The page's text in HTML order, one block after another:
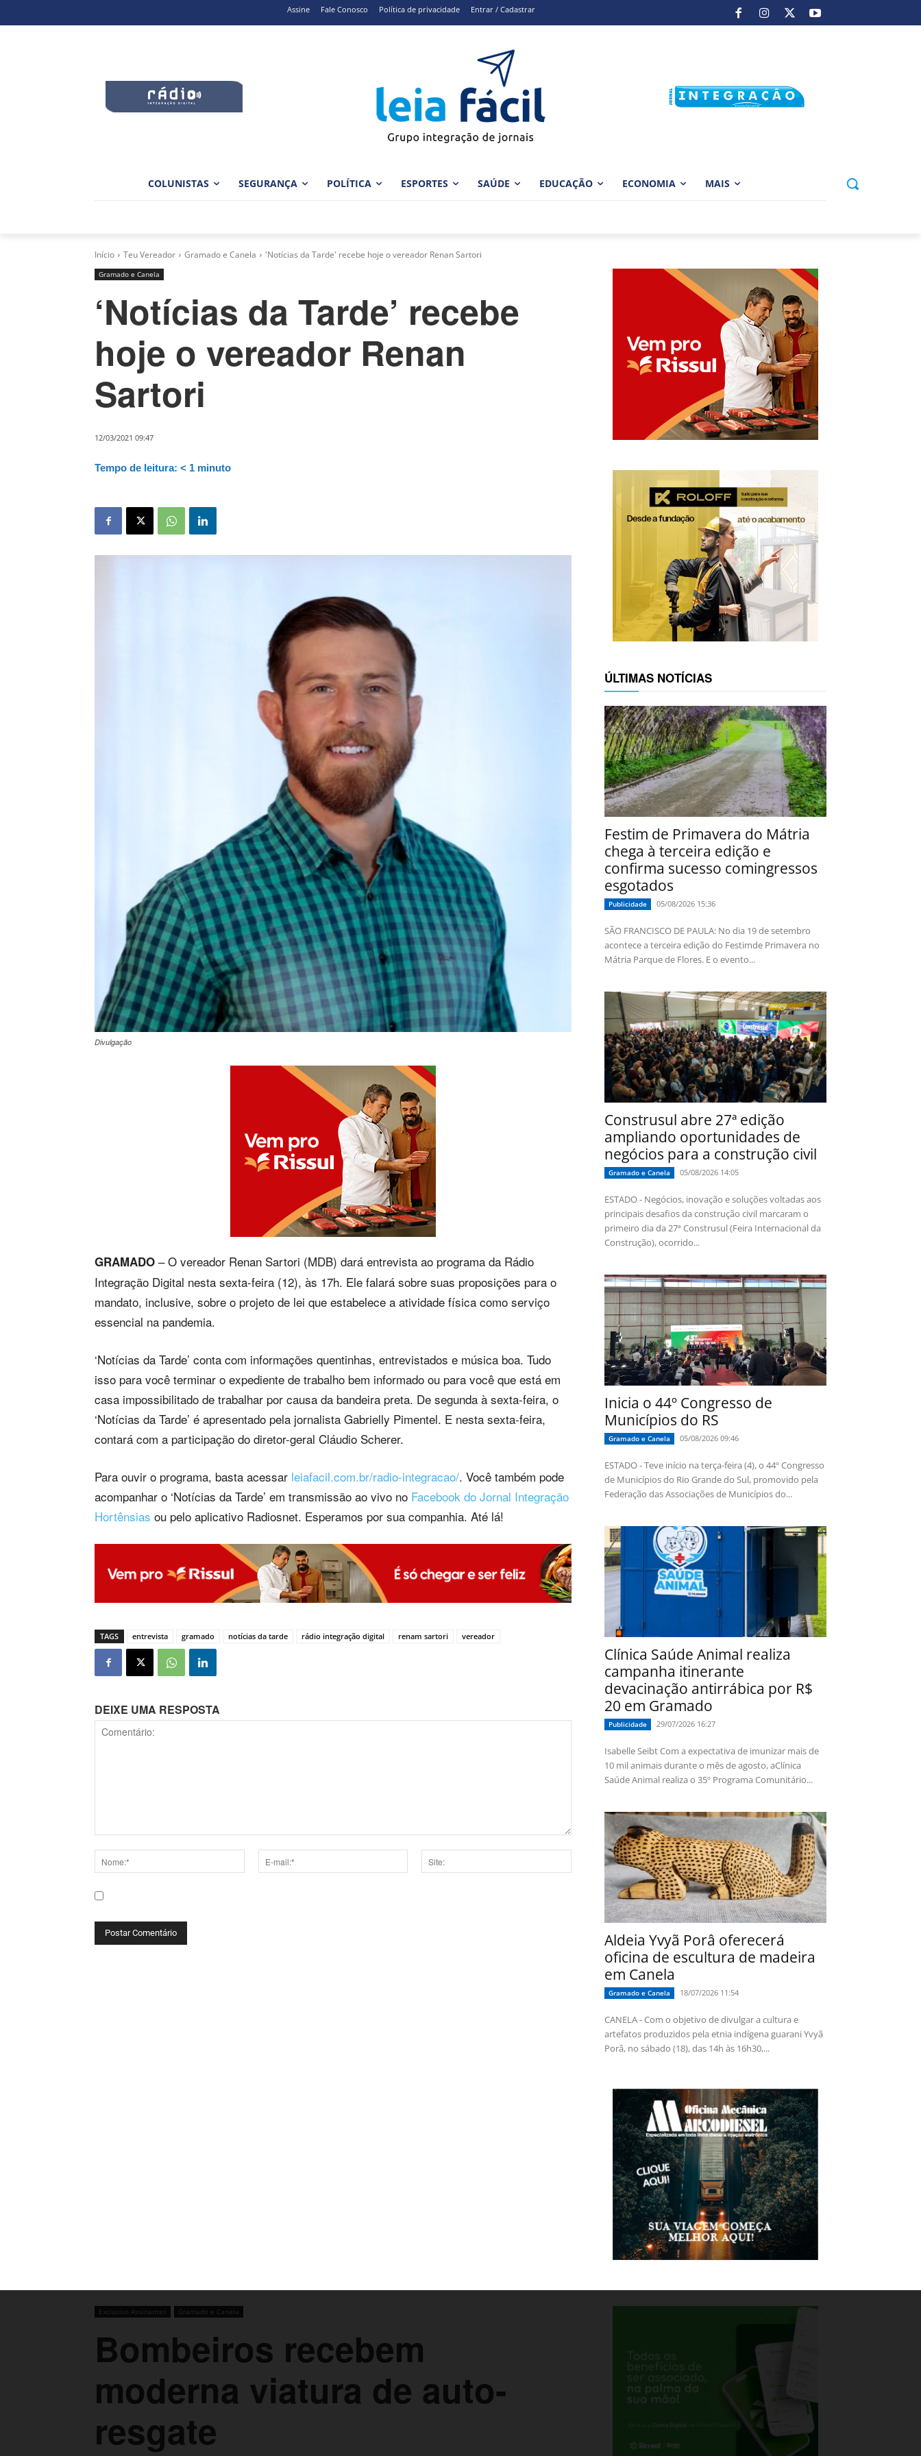
Assine Fale Conosco Política de privacidade Entrar / Cadastrar
COLUNISTAS SEGURANÇA POLÍTICA ESPORTES SAÚDE EDUCAÇÃO ECONOMIA MAIS
Início Teu Vereador Gramado e Canela 'Notícias da Tarde' recebe hoje o vereador Renan Sartori
Gramado e Canela
‘Notícias da Tarde’ recebe
hoje o vereador Renan
Sartori
12/03/2021 09:47
Tempo de leitura: < 1 minuto
Divulgação
GRAMADO – O vereador Renan Sartori (MDB) dará entrevista ao programa da Rádio
Integração Digital nesta sexta-feira (12), às 17h. Ele falará sobre suas proposições para o
mandato, inclusive, sobre o projeto de lei que estabelece a atividade física como serviço
essencial na pandemia.
‘Notícias da Tarde’ conta com informações quentinhas, entrevistados e música boa. Tudo
isso para você terminar o expediente de trabalho bem informado ou para você que está em
casa impossibilitado de trabalhar por causa da bandeira preta. De segunda à sexta-feira, o
‘Notícias da Tarde’ é apresentado pela jornalista Gabrielly Pimentel. E nesta sexta-feira,
contará com a participação do diretor-geral Cláudio Scherer.
Para ouvir o programa, basta acessar leiafacil.com.br/radio-integracao/. Você também pode
acompanhar o ‘Notícias da Tarde’ em transmissão ao vivo no Facebook do Jornal Integração
Hortênsias ou pelo aplicativo Radiosnet. Esperamos por sua companhia. Até lá!
TAGS entrevista gramado notícias da tarde rádio integração digital renam sartori vereador
DEIXE UMA RESPOSTA
ÚLTIMAS NOTÍCIAS
Festim de Primavera do Mátria
chega à terceira edição e
confirma sucesso comingressos
esgotados
Publicidade 05/08/2026 15:36
SÃO FRANCISCO DE PAULA: No dia 19 de setembro
acontece a terceira edição do Festimde Primavera no
Mátria Parque de Flores. E o evento...
Construsul abre 27ª edição
ampliando oportunidades de
negócios para a construção civil
Gramado e Canela 05/08/2026 14:05
ESTADO - Negócios, inovação e soluções voltadas aos
principais desafios da construção civil marcaram o
primeiro dia da 27ª Construsul (Feira Internacional da
Construção), ocorrido...
Inicia o 44º Congresso de
Municípios do RS
Gramado e Canela 05/08/2026 09:46
ESTADO - Teve início na terça-feira (4), o 44º Congresso
de Municípios do Rio Grande do Sul, promovido pela
Federação das Associações de Municípios do...
Clínica Saúde Animal realiza
campanha itinerante
devacinação antirrábica por R$
20 em Gramado
Publicidade 29/07/2026 16:27
Isabelle Seibt Com a expectativa de imunizar mais de
10 mil animais durante o mês de agosto, aClínica
Saúde Animal realiza o 35º Programa Comunitário...
Aldeia Yvyã Porâ oferecerá
oficina de escultura de madeira
em Canela
Gramado e Canela 18/07/2026 11:54
CANELA - Com o objetivo de divulgar a cultura e
artefatos produzidos pela etnia indígena guarani Yvyã
Porâ, no sábado (18), das 14h às 16h30,...